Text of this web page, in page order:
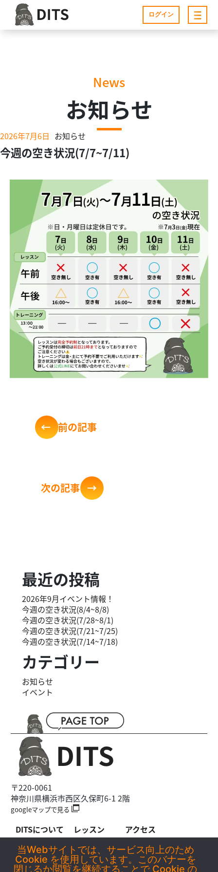
ログイン
News
お知らせ
2026年7月6日 お知らせ
今週の空き状況(7/7~7/11)
← 前の記事
次の記事 →
最近の投稿
2026年9月イベント情報！
今週の空き状況(8/4~8/8)
今週の空き状況(7/28~8/1)
今週の空き状況(7/21~7/25)
今週の空き状況(7/14~7/18)
カテゴリー
お知らせ
イベント
〒220-0061
神奈川県横浜市西区久保町6-1 2階
googleマップで見る
DITSについて
お知らせ
イベント情報
レッスン
-WOLFY
-Soh理論
アクセス
料金
よくあるご質問
当Webサイトでは、サービス向上のため
Cookie を使用しています。このバナーを
閉じるか閲覧を継続することで Cookie の